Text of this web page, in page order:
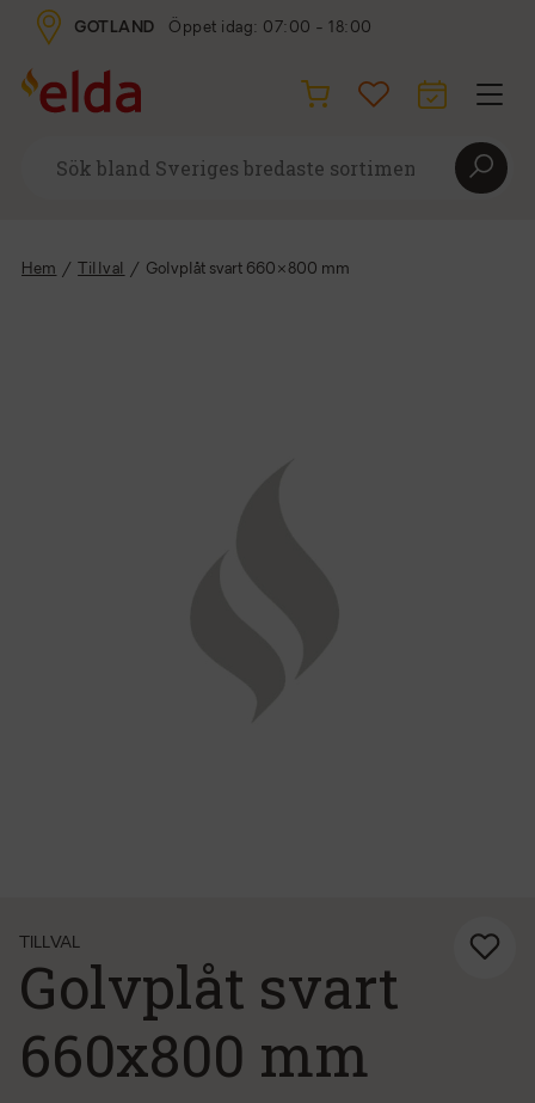
GOTLAND Öppet idag: 07:00 - 18:00
Hem / Tillval / Golvplåt svart 660×800 mm
TILLVAL
Golvplåt svart
660x800 mm